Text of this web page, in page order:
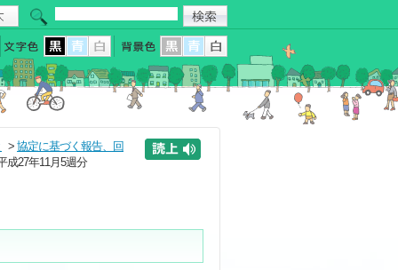
> 協定に基づく報告、回
成27年11月5週分